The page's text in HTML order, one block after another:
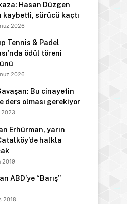
Hasan Düzgen
kaybetti, sürücü kaçtı
2026
Tennis & Padel
ödül töreni
2026
Bu cinayetin
ders olması gerekiyor
2023
Erhürman, yarın
halkla
2019
ABD’ye “Barış”
2018